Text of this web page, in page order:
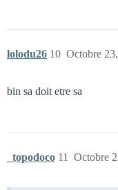
lolodu26 Octobre
10
bin sa doit etre sa
_topodoco Octobre
11